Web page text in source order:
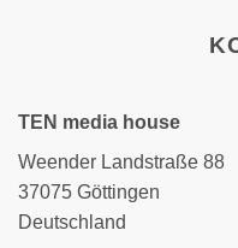
TEN media house
Weender Landstraße 88
37075 Göttingen
Deutschland